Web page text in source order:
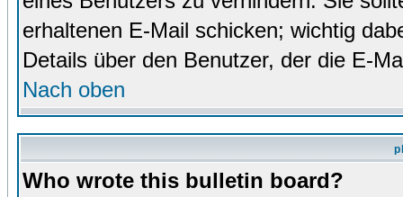
erhaltenen E-Mail schicken; wichtig
Details über den Benutzer, der die E-
Nach oben
Who wrote this bulletin board?